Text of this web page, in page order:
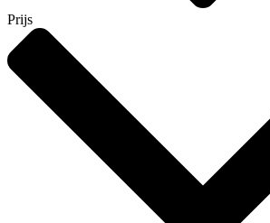
Prijs